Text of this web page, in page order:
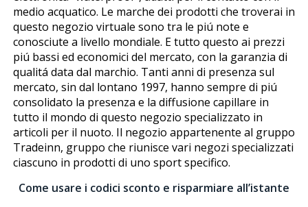
medio acquatico. Le marche dei prodotti che troverai in
questo negozio virtuale sono tra le piú note e
conosciute a livello mondiale. E tutto questo ai prezzi
piú bassi ed economici del mercato, con la garanzia di
qualitá data dal marchio. Tanti anni di presenza sul
mercato, sin dal lontano 1997, hanno sempre di piú
consolidato la presenza e la diffusione capillare in
tutto il mondo di questo negozio specializzato in
articoli per il nuoto. Il negozio appartenente al gruppo
Tradeinn, gruppo che riunisce vari negozi specializzati
ciascuno in prodotti di uno sport specifico.
Come usare i codici sconto e risparmiare all’istante